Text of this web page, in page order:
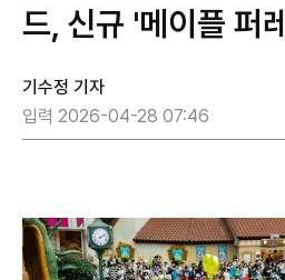
드, 신규 '메이플 퍼
기수정 기자
입력 2026-04-28 07:46